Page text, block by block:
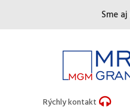
Sme aj
Rýchly kontakt